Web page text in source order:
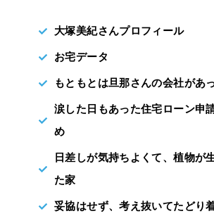
大塚美紀さんプロフィール
お宅データ
もともとは旦那さんの会社があ
涙した日もあった住宅ローン申
め
日差しが気持ちよくて、植物が
た家
妥協はせず、考え抜いてたどり